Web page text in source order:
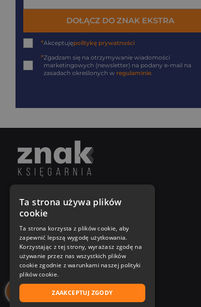
DOŁĄCZ DO ZNAK EKSTRA
*Akceptujępolitykę prywatności
*Zgadzam się na otrzymywanie wiadomości
marketingowych (newsletter) na podany e-mail na
zasadach określonych w regulaminie.
Poniedziałek - Piątek
8:00 - 18:00
[email protected]
Bądź z nami na bieżąco
Ta strona używa plików
cookie
Ta strona korzysta z plików cookie, aby
zapewnić lepszą wygodę użytkowania.
Korzystając z tej strony, wyrażasz zgodę na
używanie przez nas wszystkich plików
cookie zgodnie z warunkami naszej polityki
plików cookie.
ZAAKCEPTUJ ZGODY